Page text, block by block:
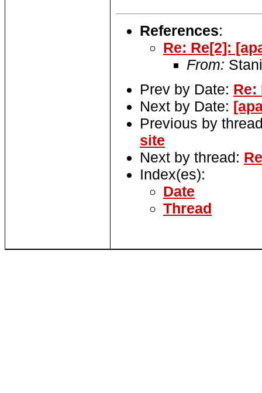
References:
Re: Re[2]:
From:
Prev by Date: Re:
Next by Date:
Previous by
site
Next by thread:
Index(es):
Date
Thread